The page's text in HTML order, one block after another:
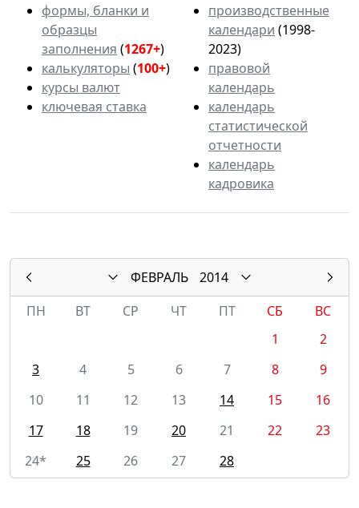
формы, бланки и
образцы
заполнения (1267+)
калькуляторы (100+)
курсы валют
ключевая ставка
производственные
календари (1998-
2023)
правовой
календарь
календарь
статистической
отчетности
календарь
кадровика
ФЕВРАЛЬ
2014
ПН
ВТ СР ЧТ ПТ СБ
ВС
1
2
3
4 5 6 7 8
9
10
11 12 13 14 15
16
17
18 19 20 21 22
23
24*
25 26 27 28